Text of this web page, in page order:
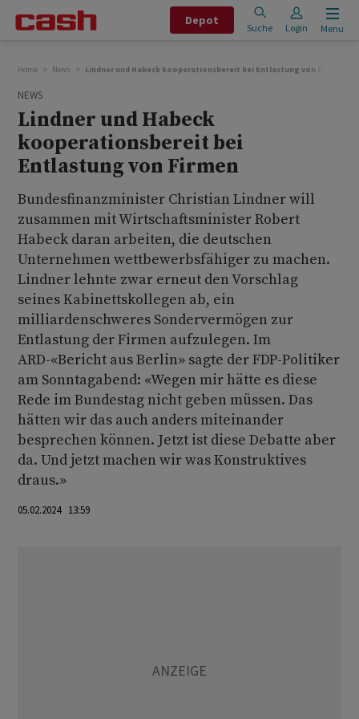
Depot
Suche Login Menu
Home News Lindner und Habeck kooperationsbereit bei Entlastung von Firmen
NEWS
Lindner und Habeck
kooperationsbereit bei
Entlastung von Firmen
Bundesfinanzminister Christian Lindner will
zusammen mit Wirtschaftsminister Robert
Habeck daran arbeiten, die deutschen
Unternehmen wettbewerbsfähiger zu machen.
Lindner lehnte zwar erneut den Vorschlag
seines Kabinettskollegen ab, ein
milliardenschweres Sondervermögen zur
Entlastung der Firmen aufzulegen. Im
ARD-«Bericht aus Berlin» sagte der FDP-Politiker
am Sonntagabend: «Wegen mir hätte es diese
Rede im Bundestag nicht geben müssen. Das
hätten wir das auch anders miteinander
besprechen können. Jetzt ist diese Debatte aber
da. Und jetzt machen wir was Konstruktives
draus.»
05.02.2024 13:59